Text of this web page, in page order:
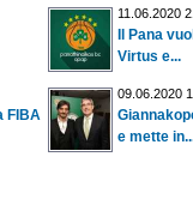
11.06.2020
Il Pana
Virtus e...
FIBA
09.06.2020
e mette